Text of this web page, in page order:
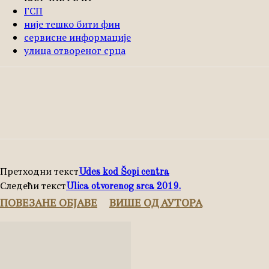
ГСП
није тешко бити фин
сервисне информације
улица отвореног срца
Претходни текстUdes kod Šopi centra
Следећи текстUlica otvorenog srca 2019.
ПОВЕЗАНЕ ОБЈАВЕ ВИШЕ ОД АУТОРА